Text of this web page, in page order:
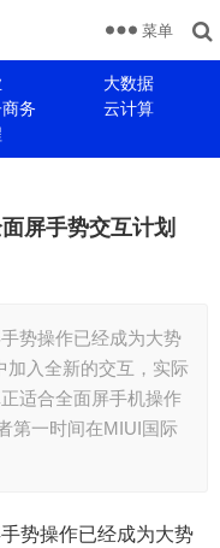
大数据
务
云计算
菜单
屏手势交互计划
势操作已经成为大势
加入全新的交互，实际
适合全面屏手机操作
第一时间在MIUI国际
势操作已经成为大势